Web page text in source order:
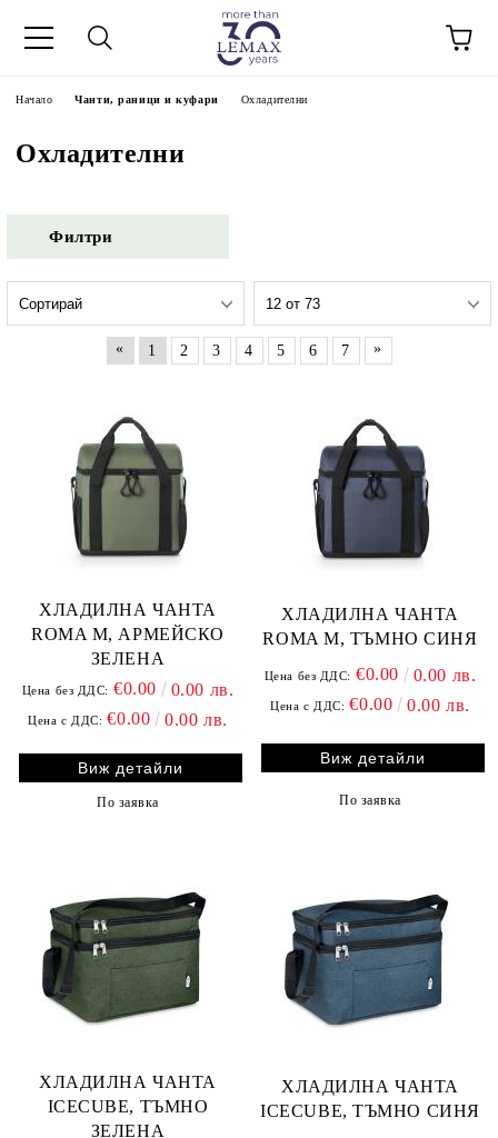
Начало Чанти, раници и куфари Охладителни
Охладителни
Филтри
« 1 2 3 4 5 6 7 »
ХЛАДИЛНА ЧАНТА
ROMA M, АРМЕЙСКО
ЗЕЛЕНА
Цена без ДДС: €0.00 0.00 лв.
Цена с ДДС: €0.00 0.00 лв.
Виж детайли
По заявка
ХЛАДИЛНА ЧАНТА
ROMA M, ТЪМНО СИНЯ
Цена без ДДС: €0.00 0.00 лв.
Цена с ДДС: €0.00 0.00 лв.
Виж детайли
По заявка
ХЛАДИЛНА ЧАНТА
ICECUBE, ТЪМНО
ЗЕЛЕНА
ХЛАДИЛНА ЧАНТА
ICECUBE, ТЪМНО СИНЯ